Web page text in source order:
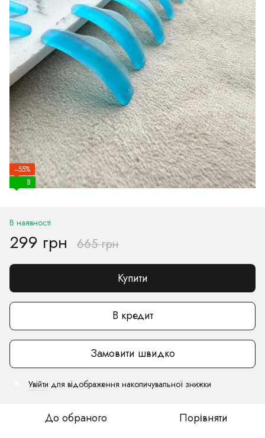
−55%
8
В наявності
299 грн 665 грн
Купити
В кредит
Замовити швидко
Увійти для відображення накопичувальної знижки
До обраного Порівняти